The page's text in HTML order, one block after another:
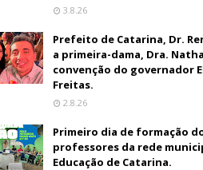
3.8.26
Prefeito de Catarina, Dr.
a primeira-dama, Dra.
convenção do governador
Freitas.
2.8.26
Primeiro dia de formação
professores da rede
Educação de Catarina.